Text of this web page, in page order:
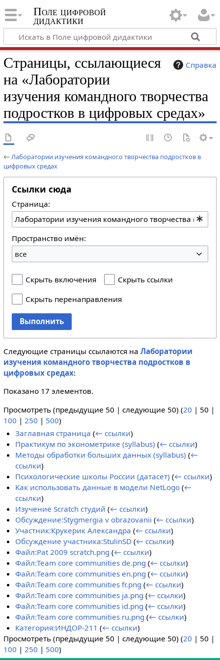
Поле цифровой
дидактики
Справка
Страницы, ссылающиеся
на «Лаборатории
изучения командного творчества
подростков в цифровых средах»
←Лаборатории изучения командного творчества подростков в
цифровых средах
Ссылки сюда
Страница:
Пространство имён:
все
Скрыть включения
Скрыть ссылки
Скрыть перенаправления
Выполнить
Следующие страницы ссылаются на Лаборатории
изучения командного творчества подростков в
цифровых средах:
Показано 17 элементов.
Просмотреть (предыдущие 50 | следующие 50) (20 | 50 |
100 | 250 | 500)
Заглавная страница (← ссылки)
Практикум по эконометрике (syllabus) (← ссылки)
Методы обработки больших данных (syllabus) (←
ссылки)
Психологические школы России (датасет) (← ссылки)
Как использовать данные в модели NetLogo (←
ссылки)
Изучение Scratch студий (← ссылки)
Обсуждение:Stygmergia v obrazovanii (← ссылки)
Участник:Крукерик Александра (← ссылки)
Обсуждение участника:StulinSD (← ссылки)
Файл:Pat 2009 scratch.png (← ссылки)
Файл:Team core communities de.png (← ссылки)
Файл:Team core communities en.png (← ссылки)
Файл:Team core communities fr.png (← ссылки)
Файл:Team core communities ja.png (← ссылки)
Файл:Team core communities id.png (← ссылки)
Файл:Team core communities ru.png (← ссылки)
Категория:ИНДОР-211 (← ссылки)
Просмотреть (предыдущие 50 | следующие 50) (20 | 50 |
100 | 250 | 500)